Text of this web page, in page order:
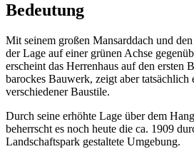
Bedeutung
Mit seinem großen Mansarddach und
der Lage auf einer grünen Achse
erscheint das Herrenhaus auf den ersten
barockes Bauwerk, zeigt aber tatsächlich
verschiedener Baustile.
Durch seine erhöhte Lage über dem
beherrscht es noch heute die ca. 1909
Landschaftspark gestaltete Umgebung.